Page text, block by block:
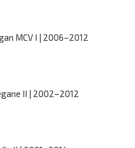
MCV I | 2006–2012
II | 2002–2012